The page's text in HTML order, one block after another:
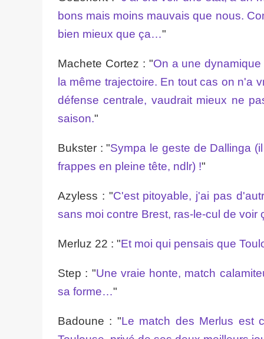
bons mais moins mauvais que nous.
bien mieux que ça…"
Machete Cortez : "On a une
la même trajectoire. En tout cas on n'a
défense centrale, vaudrait mieux ne
saison."
Bukster : "Sympa le geste de Dallinga
frappes en pleine tête, ndlr) !"
Azyless : "C'est pitoyable, j'ai pas
sans moi contre Brest, ras-le-cul de voir
Merluz 22 : "Et moi qui pensais que
Step : "Une vraie honte, match
sa forme…"
Badoune : "Le match des Merlus est